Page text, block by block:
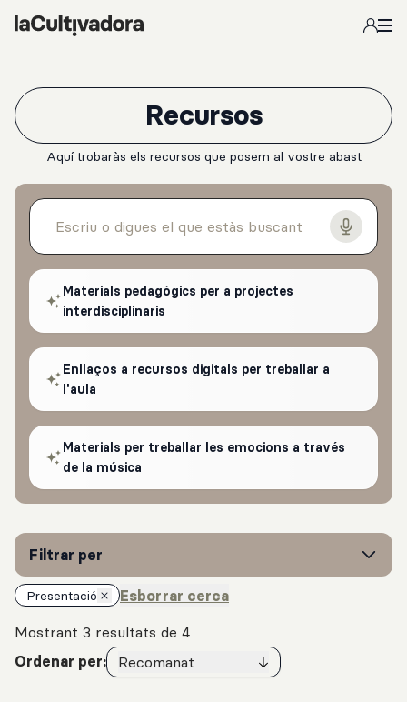
Salta al contingut principal
Recursos
Aquí trobaràs els recursos que posem al vostre abast
Materials pedagògics per a projectes
interdisciplinaris
Enllaços a recursos digitals per treballar a
l'aula
Materials per treballar les emocions a través
de la música
Filtrar per
Presentació Esborrar cerca
Mostrant 3 resultats de 4
Ordenar per:
Recomanat